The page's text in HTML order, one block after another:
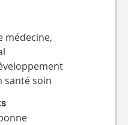
médecine,
santé soin